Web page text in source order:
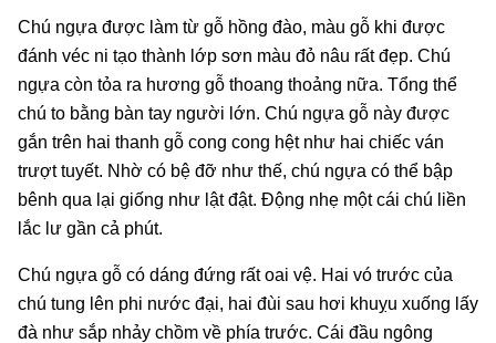
Chú ngựa được làm từ gỗ hồng đào, màu gỗ khi được
đánh véc ni tạo thành lớp sơn màu đỏ nâu rất đẹp. Chú
ngựa còn tỏa ra hương gỗ thoang thoảng nữa. Tổng thể
chú to bằng bàn tay người lớn. Chú ngựa gỗ này được
gắn trên hai thanh gỗ cong cong hệt như hai chiếc ván
trượt tuyết. Nhờ có bệ đỡ như thế, chú ngựa có thể bập
bênh qua lại giống như lật đật. Động nhẹ một cái chú liền
lắc lư gần cả phút.
Chú ngựa gỗ có dáng đứng rất oai vệ. Hai vó trước của
chú tung lên phi nước đại, hai đùi sau hơi khuỵu xuống lấy
đà như sắp nhảy chồm về phía trước. Cái đầu ngông